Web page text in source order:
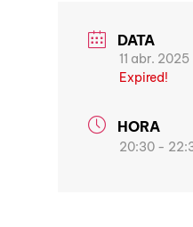
DATA
11 abr. 2025
Expired!
HORA
20:30 -